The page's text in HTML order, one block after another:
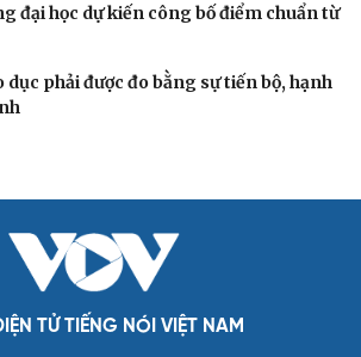
đại học dự kiến công bố điểm chuẩn từ
dục phải được đo bằng sự tiến bộ, hạnh
TỬ TIẾNG NÓI VIỆT NAM